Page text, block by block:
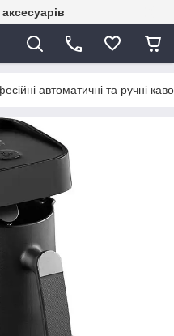
автоматичні та ручні